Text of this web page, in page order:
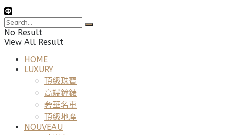
No Result
View All Result
HOME
LUXURY
頂級珠寶
高端鐘錶
奢華名車
頂級地產
NOUVEAU